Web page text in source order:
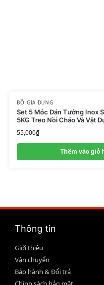
ĐỒ GIA DỤNG
Set 5 Móc Dán Tường Inox
5KG Treo Nồi Chảo Và Vật
55,000₫
Thêm vào giỏ
Thông tin
Giới thiệu
Vận chuyển
Bảo hành & Đổi trả